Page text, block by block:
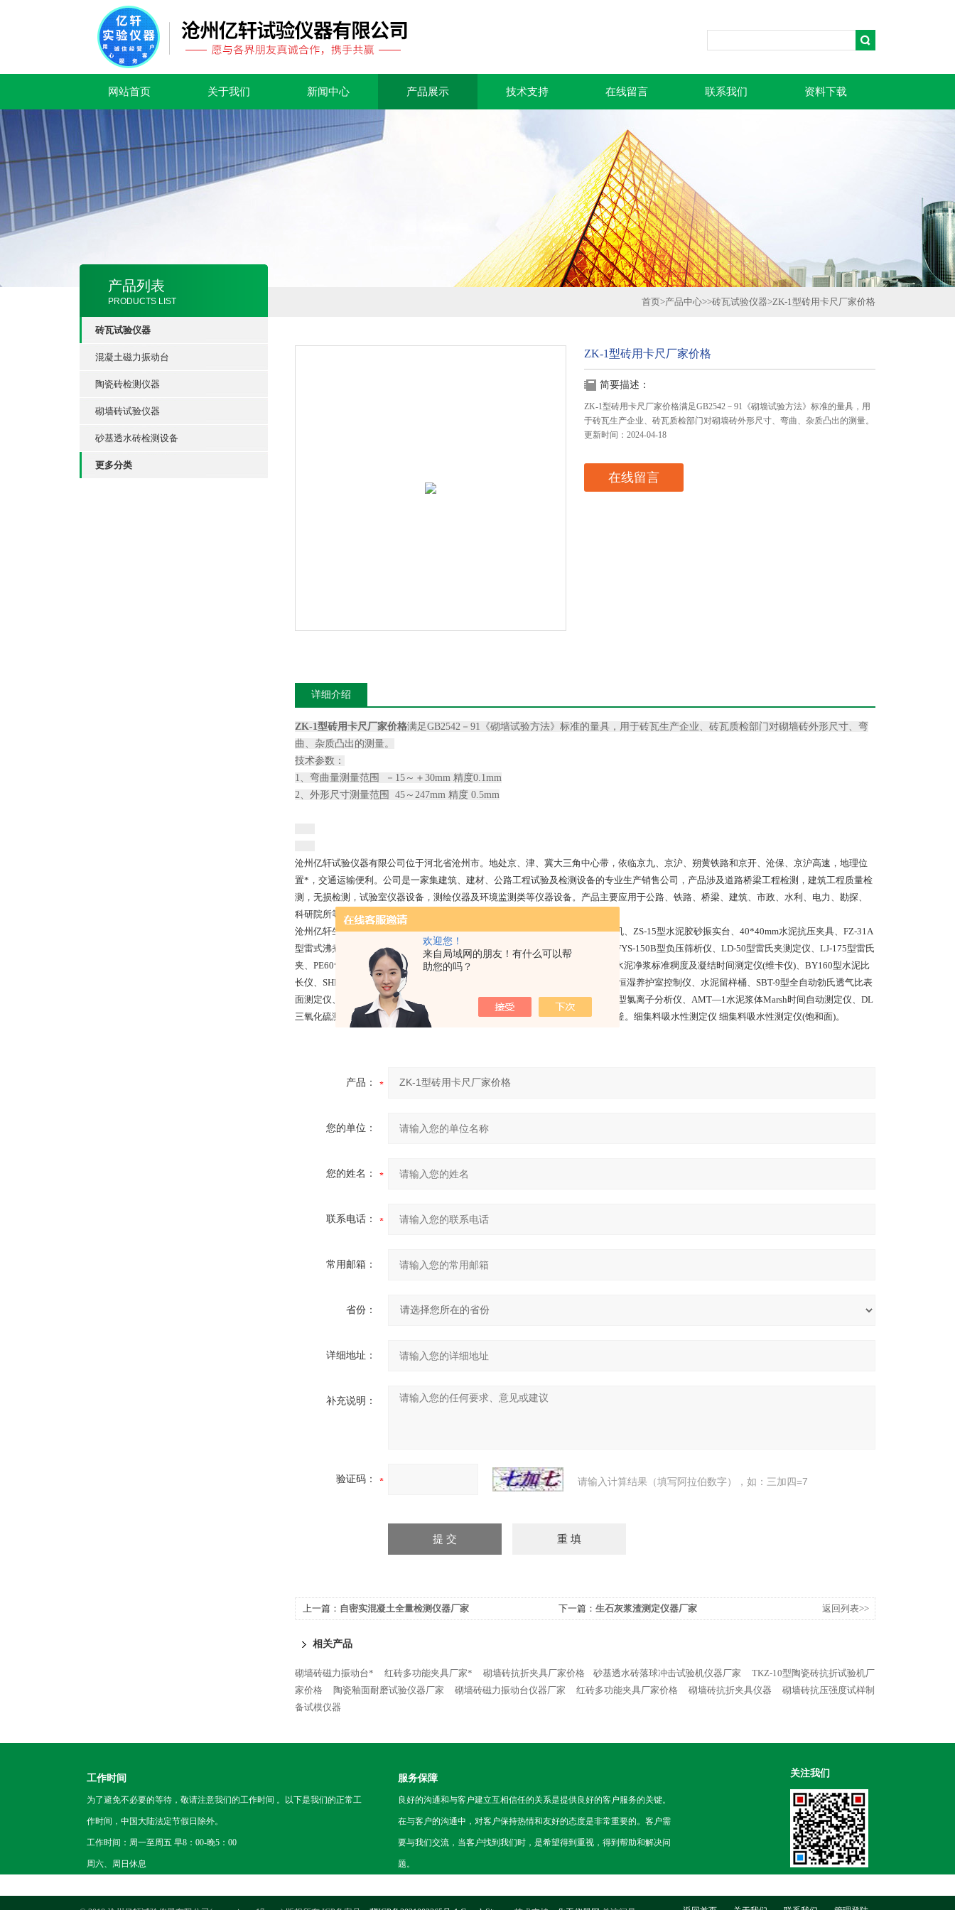
欢迎您！
来自局域网的朋友！有什么可以帮
助您的吗？
网站首页 关于我们 新闻中心 产品展示 技术支持 在线留言 联系我们 资料下载
产品列表
PRODUCTS LIST
砖瓦试验仪器
混凝土磁力振动台
陶瓷砖检测仪器
砌墙砖试验仪器
砂基透水砖检测设备
更多分类
首页>产品中心>>砖瓦试验仪器>ZK-1型砖用卡尺厂家价格
ZK-1型砖用卡尺厂家价格
简要描述：
ZK-1型砖用卡尺厂家价格满足GB2542－91《砌墙试验方法》标准的量具，用
于砖瓦生产企业、砖瓦质检部门对砌墙砖外形尺寸、弯曲、杂质凸出的测量。
更新时间：2024-04-18
在线留言
详细介绍
ZK-1型砖用卡尺厂家价格满足GB2542－91《砌墙试验方法》标准的量具，用于砖瓦生产企业、砖瓦质检部门对砌墙砖外形尺寸、弯
曲、杂质凸出的测量。
技术参数：
1、弯曲量测量范围 －15～＋30mm 精度0.1mm
2、外形尺寸测量范围 45～247mm 精度 0.5mm
沧州亿轩试验仪器有限公司位于河北省沧州市。地处京、津、冀大三角中心带，依临京九、京沪、朔黄铁路和京开、沧保、京沪高速，地理位
置*，交通运输便利。公司是一家集建筑、建材、公路工程试验及检测设备的专业生产销售公司，产品涉及道路桥梁工程检测，建筑工程质量检
测，无损检测，试验室仪器设备，测绘仪器及环境监测类等仪器设备。产品主要应用于公路、铁路、桥梁、建筑、市政、水利、电力、勘探、
科研院所等多项领域。
沧州亿轩生产的水泥试验仪器：NJ-160型水泥净浆搅拌机、JJ-5型水泥胶砂搅拌机、ZS-15型水泥胶砂振实台、40*40mm水泥抗压夹具、FZ-31A
型雷式沸煮箱、DKZ-500型水泥电动抗折机、NLD-3型水泥胶砂流动度测定仪、FYS-150B型负压筛析仪、LD-50型雷氏夹测定仪、LJ-175型雷氏
夹、PE60*100型鄂式破碎机、SMφ500*500型水泥试验磨、Ф175盘式研磨机、水泥净浆标准稠度及凝结时间测定仪(维卡仪)、BY160型水泥比
长仪、SHBY-40A型水泥胶砂试体养护箱、(40B)型水泥标准养护箱、BYS型恒温恒湿养护室控制仪、水泥留样桶、SBT-9型全自动勃氏透气比表
面测定仪、CZF-6型水泥组分测定仪、Ca—5型水泥游离氧化钙测定仪、CCL—5型氯离子分析仪、AMT—1水泥浆体Marsh时间自动测定仪、DL
三氧化硫测定仪、SHR-650Ⅱ水泥水化热测定仪、YZF-2A水泥安定性试验用压蒸釜。细集料吸水性测定仪 细集料吸水性测定仪(饱和面)。
产品：
您的单位：
您的姓名：
联系电话：
常用邮箱：
省份：
详细地址：
补充说明：
验证码： 请输入计算结果（填写阿拉伯数字），如：三加四=7
上一篇： 自密实混凝土全量检测仪器厂家 下一篇： 生石灰浆渣测定仪器厂家 返回列表>>
相关产品
砌墙砖磁力振动台* 红砖多功能夹具厂家* 砌墙砖抗折夹具厂家价格 ​砂基透水砖落球冲击试验机仪器厂家
TKZ-10型陶瓷砖抗折试验机厂
家价格
陶瓷釉面耐磨试验仪器厂家 砌墙砖磁力振动台仪器厂家 红砖多功能夹具厂家价格 砌墙砖抗折夹具仪器
砌墙砖抗压强度试样制
备试模仪器
工作时间
为了避免不必要的等待，敬请注意我们的工作时间 。以下是我们的正常工
作时间，中国大陆法定节假日除外。
工作时间：周一至周五 早8：00-晚5：00
周六、周日休息
服务保障
良好的沟通和与客户建立互相信任的关系是提供良好的客户服务的关键。
在与客户的沟通中，对客户保持热情和友好的态度是非常重要的。客户需
要与我们交流，当客户找到我们时，是希望得到重视，得到帮助和解决问
题。
关注我们